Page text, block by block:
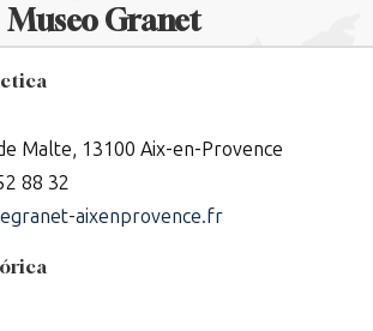
Museo Granet
Malte, 13100 Aix-en-Provence
88 32
aixenprovence.fr